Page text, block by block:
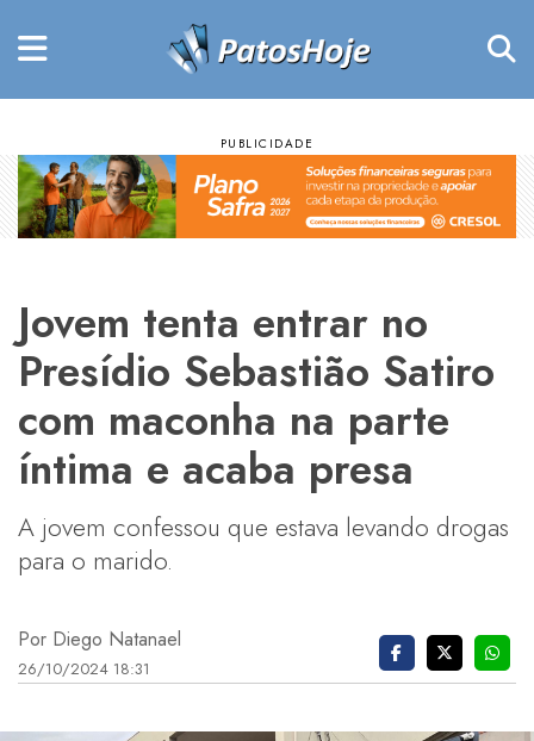
Jovem tenta entrar no
Presídio Sebastião Satiro
com maconha na parte
íntima e acaba presa
A jovem confessou que estava levando drogas
para o marido.
Por Diego Natanael
26/10/2024 18:31